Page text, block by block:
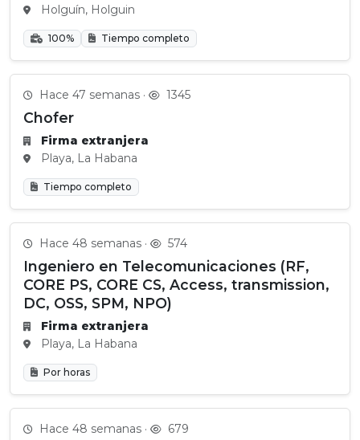
Holguín, Holguin
100% Tiempo completo
Hace 47 semanas · 1345
Chofer
Firma extranjera
Playa, La Habana
Tiempo completo
Hace 48 semanas · 574
Ingeniero en Telecomunicaciones (RF,
CORE PS, CORE CS, Access, transmission,
DC, OSS, SPM, NPO)
Firma extranjera
Playa, La Habana
Por horas
Hace 48 semanas · 679